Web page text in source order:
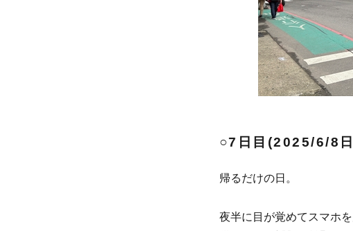
○7日目(2025/6/8
帰るだけの日。
夜半に目が覚めてスマホ